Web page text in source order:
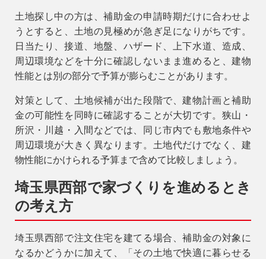
土地探し中の方は、補助金の申請時期だけに合わせよ
うとすると、土地の見極めが急ぎ足になりがちです。
日当たり、接道、地盤、ハザード、上下水道、造成、
周辺環境などを十分に確認しないまま進めると、建物
性能とは別の部分で予算が膨らむことがあります。
対策として、土地候補が出た段階で、建物計画と補助
金の可能性を同時に確認することが大切です。狭山・
所沢・川越・入間などでは、同じ市内でも敷地条件や
周辺環境が大きく異なります。土地代だけでなく、建
物性能にかけられる予算まで含めて比較しましょう。
埼玉県西部で家づくりを進めるとき
の考え方
埼玉県西部で注文住宅を建てる場合、補助金の対象に
なるかどうかに加えて、「その土地で快適に暮らせる